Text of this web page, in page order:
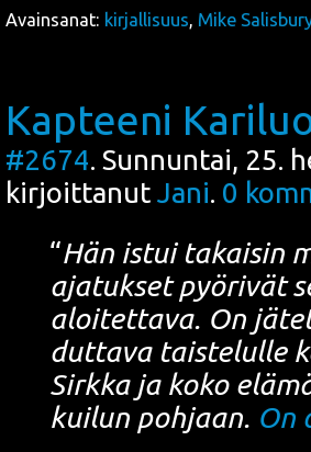
Avainsanat: kirjallisuus, Mike
Kapteeni
#2674. Sunnuntai, 25.
kirjoittanut Jani. 0
“Hän istui takai­sin
aja­tuk­set pyö­ri­vät
aloi­tet­ta­va. On
dut­ta­va tais­te­lul­le
Sirk­ka ja koko
kui­lun poh­jaan. On